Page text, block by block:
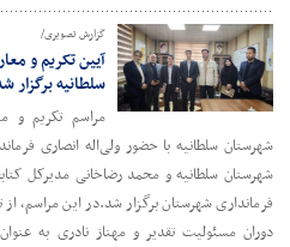
گزارش تصویری/
آیین تکریم و
سلطانیه برگزار
مراسم تکریم و
شهرستان سلطانیه با حضور ولی‌اله انصاری
شهرستان سلطانیه و محمد رضاخانی مدیرکل
فرمانداری شهرستان برگزار شد.در این
دوران مسئولیت تقدیر و مهناز نادری به